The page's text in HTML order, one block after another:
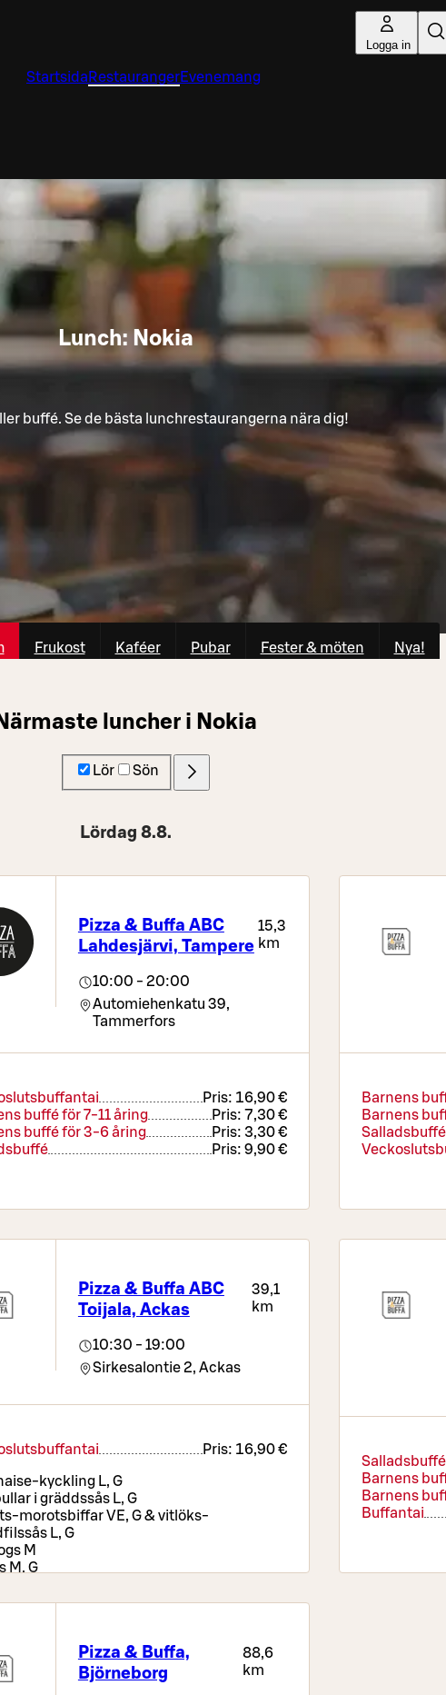
Logga in
Startsida RestaurangerEvenemang
Lunch: Nokia
buffé. Se de bästa lunchrestaurangerna nära dig!
Frukost Kaféer Pubar Fester & möten Nya!
luncher i Nokia
Lör Sön
Lördag 8.8.
Pizza & Buffa ABC
Lahdesjärvi, Tampere
15,3
km
10:00 - 20:00
Automiehenkatu 39,
Tammerfors
Pris: 16,90 €
buffé för 7-11 åring
Pris: 7,30 €
buffé för 3-6 åring
Pris: 3,30 €
Pris: 9,90 €
Barnens
Barnens
Salladsbuffé
Pizza & Buffa ABC
Toijala, Ackas
39,1
km
10:30 - 19:00
Sirkesalontie 2, Ackas
Pris: 16,90 €
kyckling L, G
i gräddssås L, G
morotsbiffar VE, G & vitlöks-
L, G
M
M, G
VE
Salladsbuffé
Barnens
Barnens
Buffantai
Pizza & Buffa,
Björneborg
88,6
km